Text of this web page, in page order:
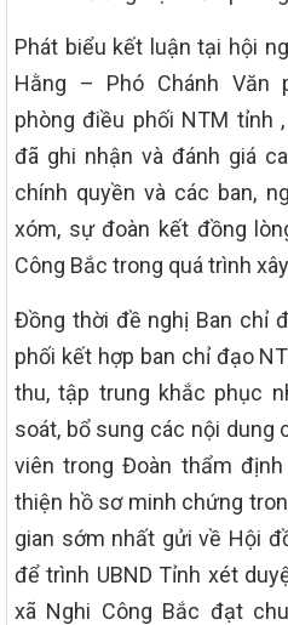
Phát biểu kết luận tại hội
Hằng – Phó Chánh Văn
phòng điều phối NTM tỉnh
đã ghi nhận và đánh giá
chính quyền và các ban,
xóm, sự đoàn kết đồng
Công Bắc trong quá trình
Đồng thời đề nghị Ban chỉ
phối kết hợp ban chỉ đạo
thu, tập trung khắc phục
soát, bổ sung các nội dung
viên trong Đoàn thẩm
thiện hồ sơ minh chứng
gian sớm nhất gửi về Hội
để trình UBND Tỉnh xét
xã Nghi Công Bắc đạt